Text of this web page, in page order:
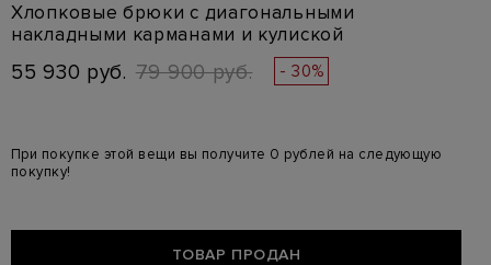
Хлопковые брюки с диагональными
накладными карманами и кулиской
55 930 руб. 79 900 руб. - 30%
При покупке этой вещи вы получите 0 рублей на следующую
покупку!
ТОВАР ПРОДАН